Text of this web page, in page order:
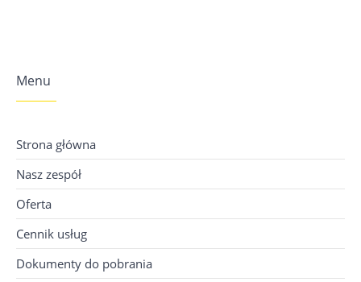
Menu
Strona główna
Nasz zespół
Oferta
Cennik usług
Dokumenty do pobrania